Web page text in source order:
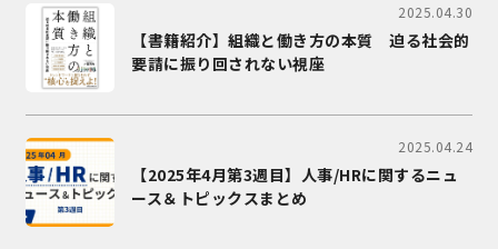
2025.04.30
【書籍紹介】組織と働き方の本質 迫る社会的
要請に振り回されない視座
2025.04.24
【2025年4月第3週目】人事/HRに関するニュ
ース＆トピックスまとめ